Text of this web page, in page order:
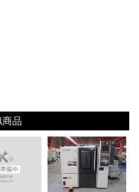
商品